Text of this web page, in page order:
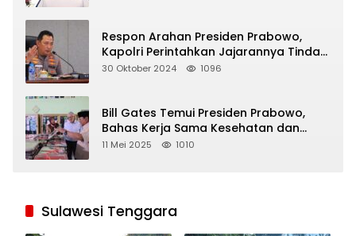
Respon Arahan Presiden Prabowo,
Kapolri Perintahkan Jajarannya Tindak
Tegas Pelaku Judi Online
30 Oktober 2024 1096
Bill Gates Temui Presiden Prabowo,
Bahas Kerja Sama Kesehatan dan
Program Makan Bergizi Gratis
11 Mei 2025 1010
Sulawesi Tenggara